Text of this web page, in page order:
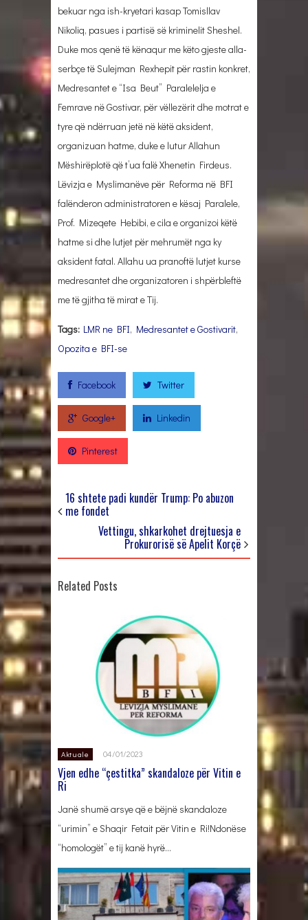
bekuar nga ish-kryetari kasap Tomisllav
Nikoliq, pasues i partisë së kriminelit Sheshel.
Duke mos qenë të kënaqur me këto gjeste alla-
serbçe të Sulejman Rexhepit për rastin konkret,
Medresantet e “Isa Beut” Paralelelja e
Femrave në Gostivar, për vëllezërit dhe motrat e
tyre që ndërruan jetë në këtë aksident,
organizuan hatme, duke e lutur Allahun
Mëshirëplotë që t’ua falë Xhenetin Firdeus.
Lëvizja e Myslimanëve për Reforma në BFI
falënderon administratoren e kësaj Paralele,
Prof. Mizeqete Hebibi, e cila e organizoi këtë
hatme si dhe lutjet për mehrumët nga ky
aksident fatal. Allahu ua pranoftë lutjet kurse
medresantet dhe organizatoren i shpërbleftë
me të gjitha të mirat e Tij.
Tags: LMR ne BFI, Medresantet e Gostivarit,
Opozita e BFI-se
Facebook Twitter
Google+ Linkedin
Pinterest
16 shtete padi kundër Trump: Po abuzon
me fondet
Vettingu, shkarkohet drejtuesja e
Prokurorisë së Apelit Korçë
Related Posts
Aktuale 04/01/2023
Vjen edhe “çestitka” skandaloze për Vitin e
Ri
Janë shumë arsye që e bëjnë skandaloze
“urimin” e Shaqir Fetait për Vitin e Ri!Ndonëse
“homologët” e tij kanë hyrë…